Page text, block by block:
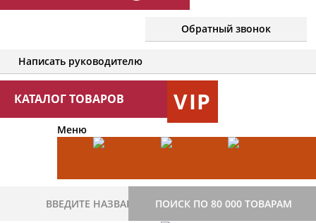
Обратный звонок
Написать руководителю
КАТАЛОГ ТОВАРОВ VIP
Меню
ПОИСК ПО 80 000 ТОВАРАМ